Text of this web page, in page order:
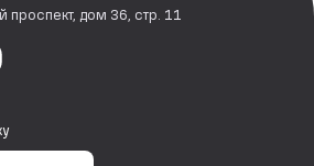
проспект, дом 36, стр. 11